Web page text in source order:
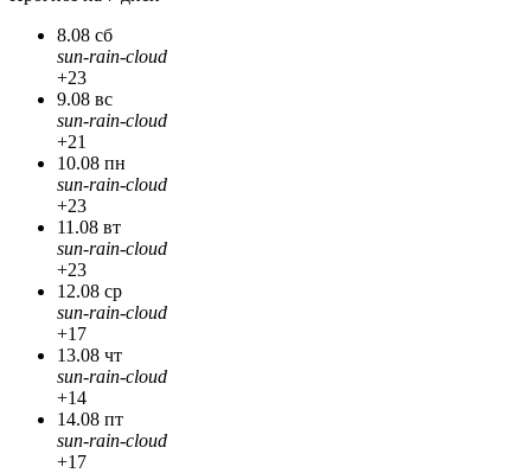
8.08 сб
sun-rain-cloud
+23
9.08 вс
sun-rain-cloud
+21
10.08 пн
sun-rain-cloud
+23
11.08 вт
sun-rain-cloud
+23
12.08 ср
sun-rain-cloud
+17
13.08 чт
sun-rain-cloud
+14
14.08 пт
sun-rain-cloud
+17